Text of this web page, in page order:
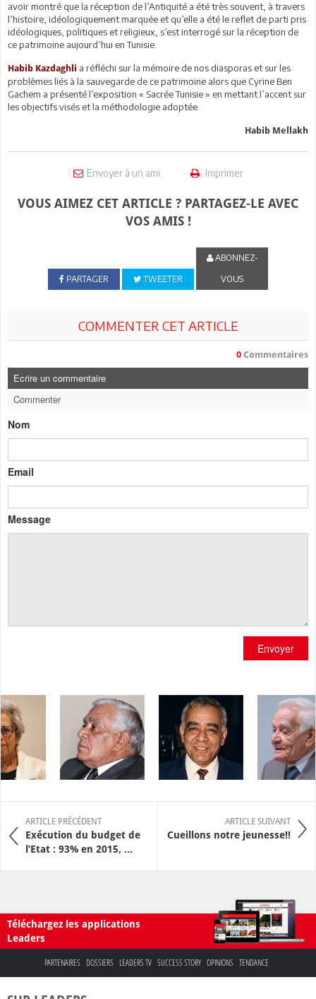
avoir montré que la réception de l’Antiquité a été très souvent, à travers
l’histoire, idéologiquement marquée et qu’elle a été le reflet de parti pris
idéologiques, politiques et religieux, s’est interrogé sur la réception de
ce patrimoine aujourd’hui en Tunisie.
Habib Kazdaghli a réfléchi sur la mémoire de nos diasporas et sur les
problèmes liés à la sauvegarde de ce patrimoine alors que Cyrine Ben
Gachem a présenté l’exposition « Sacrée Tunisie » en mettant l’accent sur
les objectifs visés et la méthodologie adoptée.
Habib Mellakh
Envoyer à un ami Imprimer
VOUS AIMEZ CET ARTICLE ? PARTAGEZ-LE AVEC
VOS AMIS !
PARTAGER TWEETER
ABONNEZ-
VOUS
COMMENTER CET ARTICLE
0 Commentaires
Ecrire un commentaire
Commenter
Nom
Email
Message
Envoyer
ARTICLE PRÉCÉDENT
Exécution du budget de
l’Etat : 93% en 2015, ...
ARTICLE SUIVANT
Cueillons notre jeunesse!!
Téléchargez les applications
Leaders
PARTENAIRES DOSSIERS LEADERS TV SUCCESS STORY OPINIONS TENDANCE